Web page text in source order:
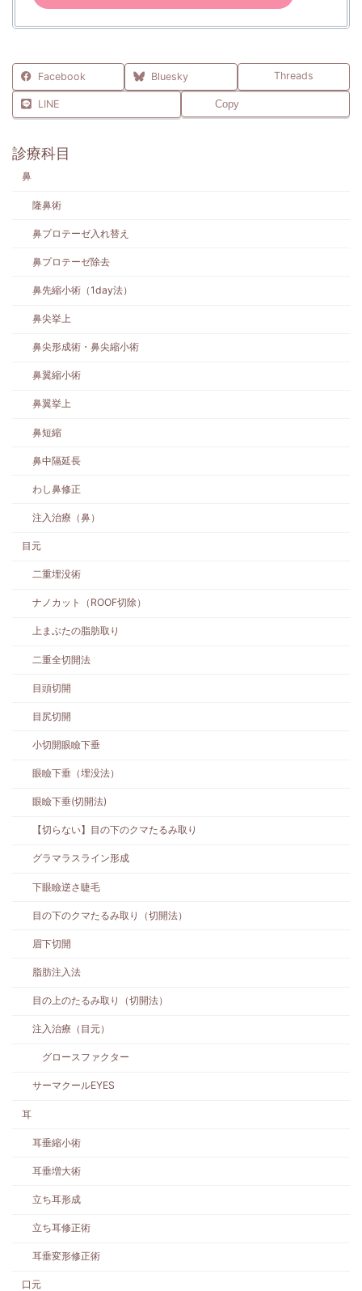
Facebook Bluesky Threads
LINE Copy
診療科目
鼻
隆鼻術
鼻プロテーゼ入れ替え
鼻プロテーゼ除去
鼻先縮小術（1day法）
鼻尖挙上
鼻尖形成術・鼻尖縮小術
鼻翼縮小術
鼻翼挙上
鼻短縮
鼻中隔延長
わし鼻修正
注入治療（鼻）
目元
二重埋没術
ナノカット（ROOF切除）
上まぶたの脂肪取り
二重全切開法
目頭切開
目尻切開
小切開眼瞼下垂
眼瞼下垂（埋没法）
眼瞼下垂(切開法)
【切らない】目の下のクマたるみ取り
グラマラスライン形成
下眼瞼逆さ睫毛
目の下のクマたるみ取り（切開法）
眉下切開
脂肪注入法
目の上のたるみ取り（切開法）
注入治療（目元）
グロースファクター
サーマクールEYES
耳
耳垂縮小術
耳垂増大術
立ち耳形成
立ち耳修正術
耳垂変形修正術
口元